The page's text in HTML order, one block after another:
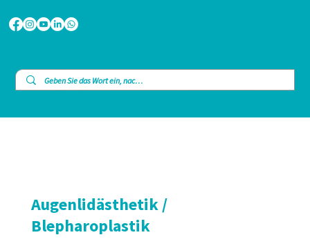
Augenlidästhetik /
Blepharoplastik